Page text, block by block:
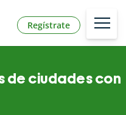
Regístrate
de ciudades con